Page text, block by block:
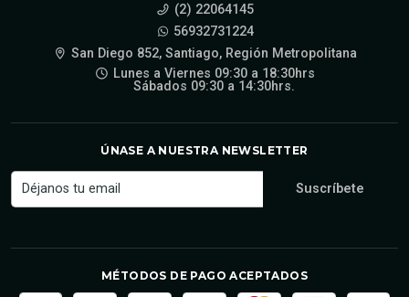
(2) 22064145
56932731224
San Diego 852, Santiago, Región Metropolitana
Lunes a Viernes 09:30 a 18:30hrs
Sábados 09:30 a 14:30hrs.
ÚNASE A NUESTRA NEWSLETTER
MÉTODOS DE PAGO ACEPTADOS